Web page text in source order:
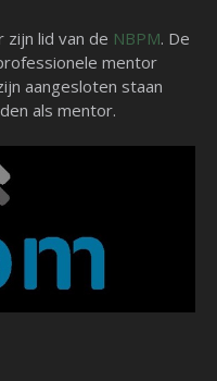
lid van de NBPM. De
mentor
aangesloten staan
als mentor.